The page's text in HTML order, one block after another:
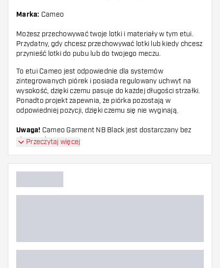
Marka: Cameo
Możesz przechowywać twoje lotki i materiały w tym etui.
Przydatny, gdy chcesz przechowywać lotki lub kiedy chcesz
przynieść lotki do pubu lub do twojego meczu.
To etui Cameo jest odpowiednie dla systemów
zintegrowanych piórek i posiada regulowany uchwyt na
wysokość, dzięki czemu pasuje do każdej długości strzałki.
Ponadto projekt zapewnia, że piórka pozostają w
odpowiedniej pozycji, dzięki czemu się nie wyginają.
Uwaga! Cameo Garment NB Black jest dostarczany bez
akcesoriów.
Przeczytaj więcej